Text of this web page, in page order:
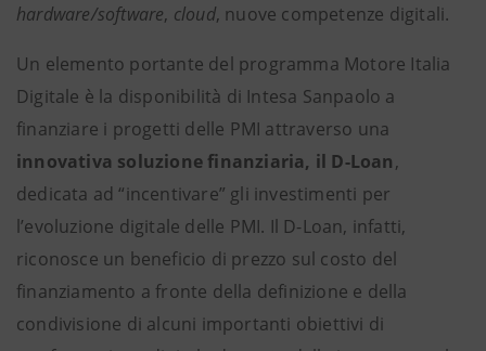
hardware/software, cloud, nuove competenze digitali.
Un elemento portante del programma Motore Italia
Digitale è la disponibilità di Intesa Sanpaolo a
finanziare i progetti delle PMI attraverso una
innovativa soluzione finanziaria, il D-Loan,
dedicata ad “incentivare” gli investimenti per
l’evoluzione digitale delle PMI. Il D-Loan, infatti,
riconosce un beneficio di prezzo sul costo del
finanziamento a fronte della definizione e della
condivisione di alcuni importanti obiettivi di